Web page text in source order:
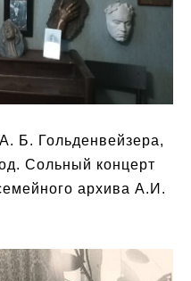
Б. Гольденвейзера,
Сольный концерт
архива А.И.